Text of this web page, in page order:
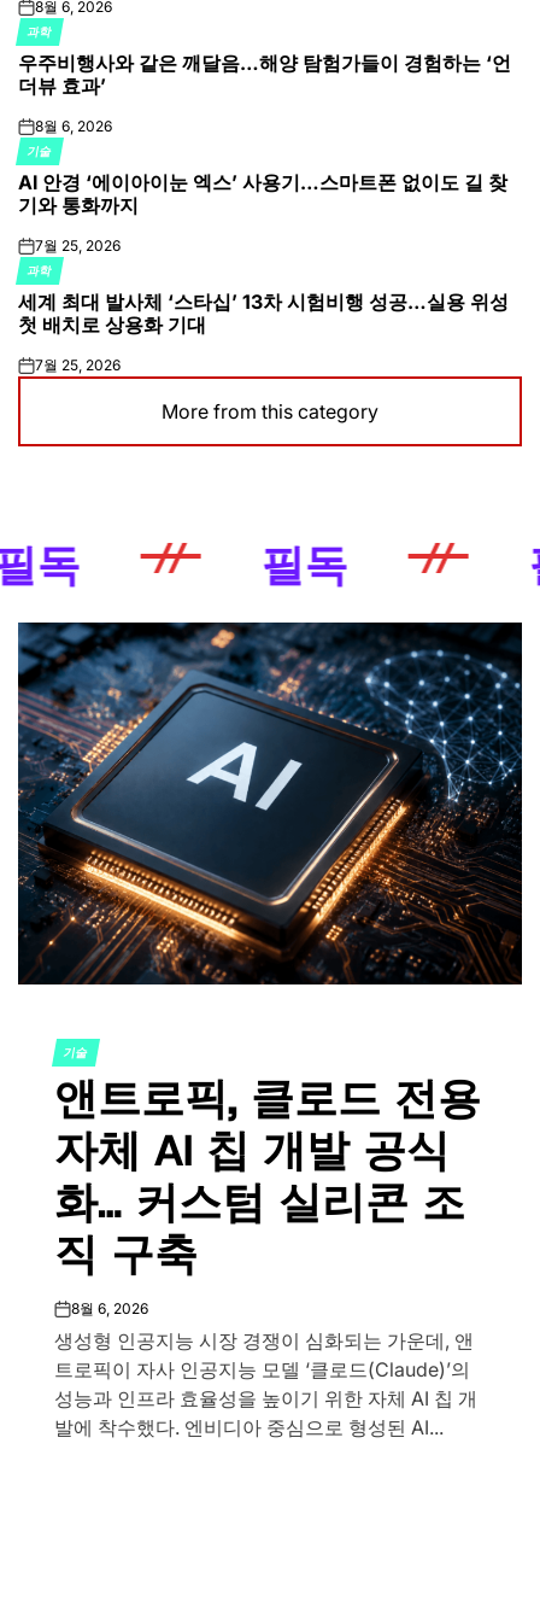
on8월 6, 2026
POSTED
IN
과학
우주비행사와 같은 깨달음…해양 탐험가들이 경험하는 ‘언
더뷰 효과’
on8월 6, 2026
POSTED
IN
기술
AI 안경 ‘에이아이눈 엑스’ 사용기…스마트폰 없이도 길 찾
기와 통화까지
on7월 25, 2026
POSTED
IN
과학
세계 최대 발사체 ‘스타십’ 13차 시험비행 성공…실용 위성
첫 배치로 상용화 기대
on7월 25, 2026
More from this category
필독 필독
POSTED
IN
기술
앤트로픽, 클로드 전용
자체 AI 칩 개발 공식
화… 커스텀 실리콘 조
직 구축
on8월 6, 2026
생성형 인공지능 시장 경쟁이 심화되는 가운데, 앤
트로픽이 자사 인공지능 모델 ‘클로드(Claude)’의
성능과 인프라 효율성을 높이기 위한 자체 AI 칩 개
발에 착수했다. 엔비디아 중심으로 형성된 AI...